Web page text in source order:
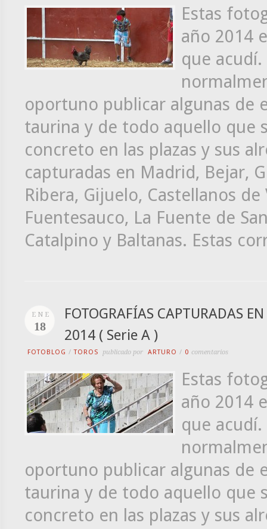
Estas
año 2014
que acudí.
oportuno publicar algunas de
taurina y de todo aquello que
concreto en las plazas y sus
capturadas en Madrid, Bejar,
Ribera, Gijuelo, Castellanos
Fuentesauco, La Fuente de
Catalpino y Baltanas. Estas
ENE
18
FOTOGRAFÍAS CAPTURADAS
2014 ( Serie A )
FOTOBLOG /TOROS publicado por ARTURO / 0 comentarios
Estas
año 2014
que acudí.
oportuno publicar algunas de
taurina y de todo aquello que
concreto en las plazas y sus